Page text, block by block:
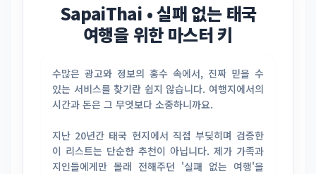
SapaiThai • 실패 없는 태국
여행을 위한 마스터 키
수많은 광고와 정보의 홍수 속에서, 진짜 믿을 수
있는 서비스를 찾기란 쉽지 않습니다. 여행지에서의
시간과 돈은 그 무엇보다 소중하니까요.
지난 20년간 태국 현지에서 직접 부딪히며 검증한
이 리스트는 단순한 추천이 아닙니다. 제가 가족과
지인들에게만 몰래 전해주던 '실패 없는 여행'을